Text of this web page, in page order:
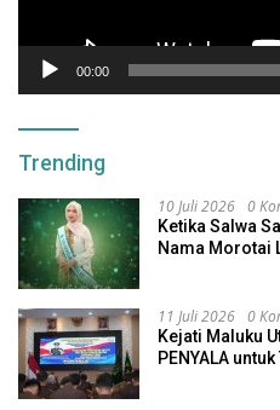
00:00
Trending
10 Juli 2026 0
Ketika Salwa
Nama Morotai
11 Juli 2026 0
Kejati Maluku
PENYALA